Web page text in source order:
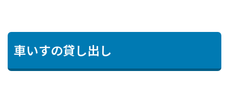
車いすの貸し出し